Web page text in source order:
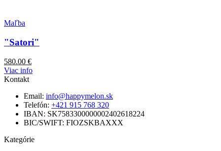
Maľba
"Satori"
580.00 €
Viac info
Kontakt
Email: info@happymelon.sk
Telefón: +421 915 768 320
IBAN: SK7583300000002402618224
BIC/SWIFT: FIOZSKBAXXX
Kategórie